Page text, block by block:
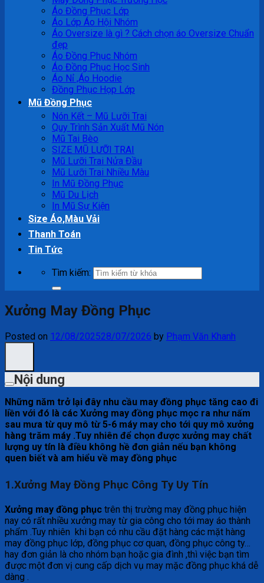
Áo Đồng Phục Lớp
Áo Lớp Áo Hội Nhóm
Áo Oversize là gì ? Cách chọn áo Oversize Chuẩn
đẹp
Áo Đồng Phục Nhóm
Áo Đồng Phục Học Sinh
Áo Nỉ ,Áo Hoodie
Đồng Phục Họp Lớp
Mũ Đồng Phục
Nón Kết – Mũ Lưỡi Trai
Quy Trình Sản Xuất Mũ Nón
Mũ Tai Bèo
SIZE MŨ LƯỠI TRAI
Mũ Lưỡi Trai Nửa Đầu
Mũ Lưỡi Trai Nhiều Màu
In Mũ Đồng Phục
Mũ Du Lịch
In Mũ Sự Kiện
Size Áo,Màu Vải
Thanh Toán
Tin Tức
Tìm kiếm:
Xưởng May Đồng Phục
Posted on 12/08/202528/07/2026 by Phạm Văn Khanh
Nội dung
Những năm trở lại đây nhu cầu may đồng phục tăng cao đi
liền với đó là các Xưởng may đồng phục mọc ra như nấm
sau mưa từ quy mô từ 5-6 máy may cho tới quy mô xưởng
hàng trăm máy .Tuy nhiên để chọn được xưởng may chất
lượng uy tín là điều không hề đơn giản nếu bạn không
quen biết và am hiểu về may đồng phục
1.Xưởng May Đồng Phục Công Ty Uy Tín
Xưởng may đồng phục trên thị trường may đồng phục hiện
nay có rất nhiều xưởng may từ gia công cho tới may áo thành
phẩm .Tuy nhiên khi bạn có nhu cầu đặt hàng các mặt hàng
may đồng phục lớp, đồng phục cơ quan, đồng phục công ty…
hay đơn giản là cho nhóm bạn hoặc gia đình ,thì việc bạn tìm
được một đơn vị cung cấp dịch vụ may mặc đồng phục khá dễ
dàng .